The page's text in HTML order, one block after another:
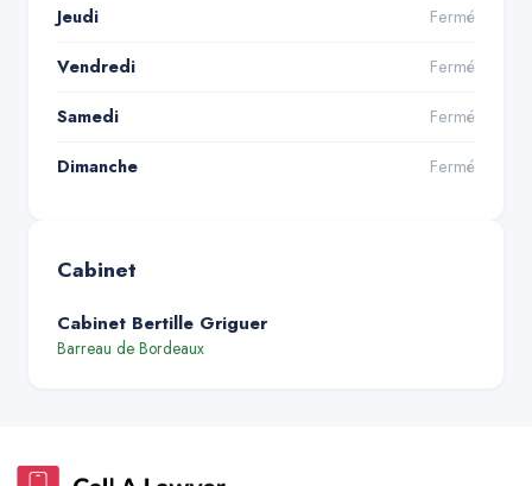
Jeudi Fermé
Vendredi Fermé
Samedi Fermé
Dimanche Fermé
Cabinet
Cabinet Bertille Griguer
Barreau de Bordeaux